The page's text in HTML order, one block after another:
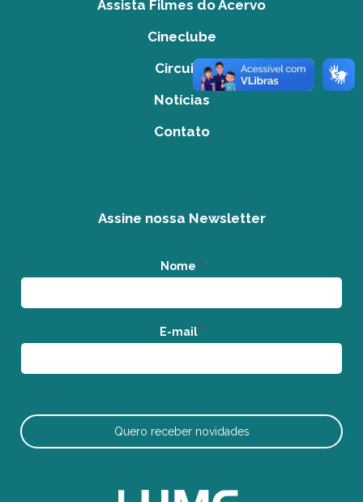
Assista Filmes do Acervo
Cineclube
Circuito
Notícias
Contato
Assine nossa Newsletter
Nome *
E-mail *
Quero receber novidades